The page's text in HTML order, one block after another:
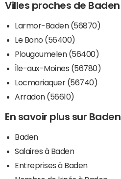
Villes proches de Baden
Larmor-Baden (56870)
Le Bono (56400)
Plougoumelen (56400)
Île-aux-Moines (56780)
Locmariaquer (56740)
Arradon (56610)
En savoir plus sur Baden
Baden
Salaires à Baden
Entreprises à Baden